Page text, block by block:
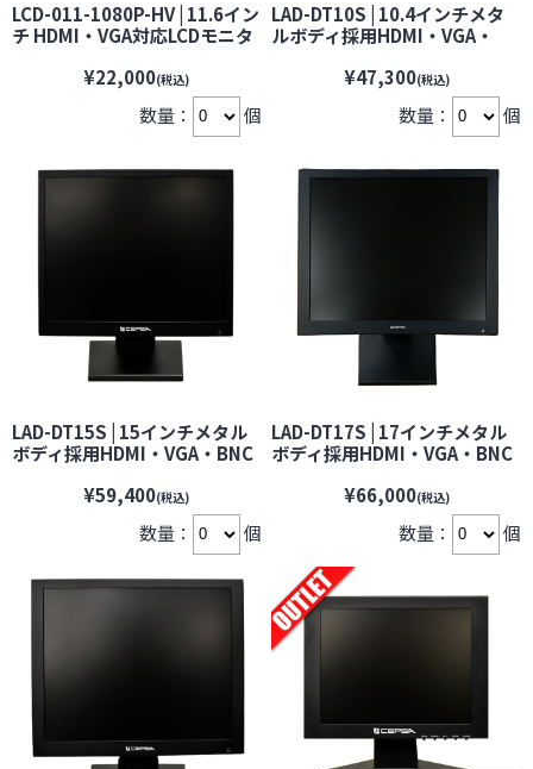
LCD-011-1080P-HV | 11.6イン
チ HDMI・VGA対応LCDモニタ
ー【BROADWATCH】【ブロー
ドウォッチ】【防犯カメラ】
【監視カメラ】【セキュリティ
¥22,000(税込)
数量： 個
LAD-DT10S | 10.4インチメタ
ルボディ採用HDMI・VGA・
【VESA75】 【CEPSA】 【セ
プサ】【防犯カメラ】【監視
カメラ】【セキュリティーカメ
¥47,300(税込)
数量： 個
LAD-DT15S | 15インチメタル
ボディ採用HDMI・VGA・BNC
ー【VESA100】 【CEPSA】
【セプサ】【防犯カメラ】
【監視カメラ】【セキュリティ
¥59,400(税込)
数量： 個
LAD-DT17S | 17インチメタル
ボディ採用HDMI・VGA・BNC
【VESA100】 【CEPSA】 【セ
プサ】【防犯カメラ】【監視
カメラ】【セキュリティーカメ
¥66,000(税込)
数量： 個